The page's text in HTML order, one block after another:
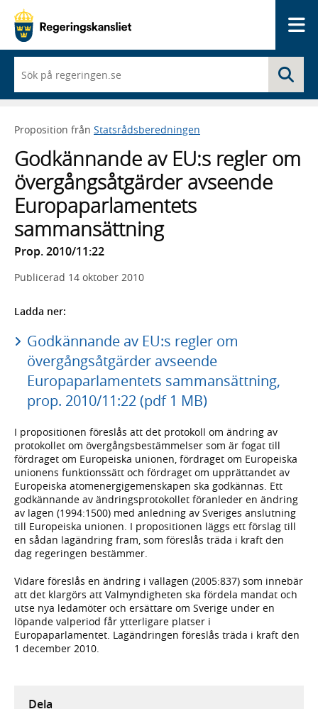
du
börjar
skriva
framträder
lista
med
sökförslag
Proposition från Statsrådsberedningen
Godkännande av EU:s regler om
övergångsåtgärder avseende
Europaparlamentets
sammansättning
Prop. 2010/11:22
Publicerad 14 oktober 2010
Ladda ner:
Godkännande av EU:s regler om
övergångsåtgärder avseende
Europaparlamentets sammansättning,
prop. 2010/11:22 (pdf 1 MB)
I propositionen föreslås att det protokoll om ändring av
protokollet om övergångsbestämmelser som är fogat till
fördraget om Europeiska unionen, fördraget om Europeiska
unionens funktionssätt och fördraget om upprättandet av
Europeiska atomenergigemenskapen ska godkännas. Ett
godkännande av ändringsprotokollet föranleder en ändring
av lagen (1994:1500) med anledning av Sveriges anslutning
till Europeiska unionen. I propositionen läggs ett förslag till
en sådan lagändring fram, som föreslås träda i kraft den
dag regeringen bestämmer.
Vidare föreslås en ändring i vallagen (2005:837) som innebär
att det klargörs att Valmyndigheten ska fördela mandat och
utse nya ledamöter och ersättare om Sverige under en
löpande valperiod får ytterligare platser i
Europaparlamentet. Lagändringen föreslås träda i kraft den
1 december 2010.
Dela